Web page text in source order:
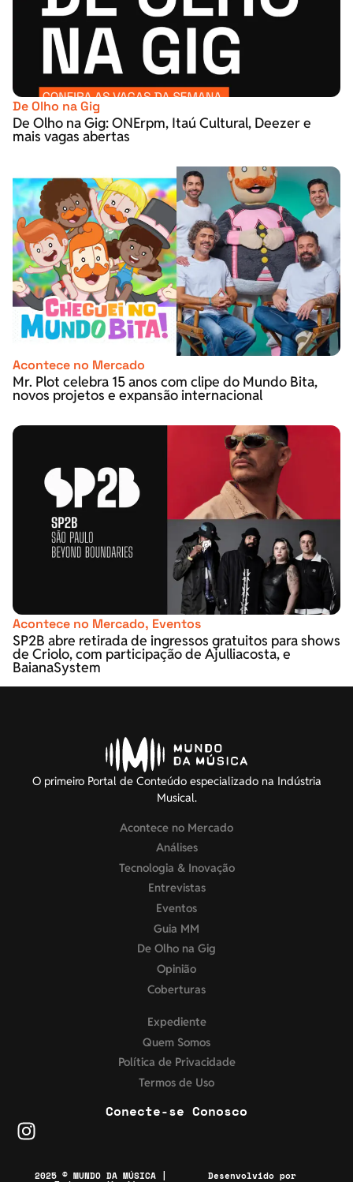
De Olho na Gig
De Olho na Gig: ONErpm, Itaú Cultural, Deezer e
mais vagas abertas
Acontece no Mercado
Mr. Plot celebra 15 anos com clipe do Mundo Bita,
novos projetos e expansão internacional
Acontece no Mercado, Eventos
SP2B abre retirada de ingressos gratuitos para shows
de Criolo, com participação de Ajulliacosta, e
BaianaSystem
O primeiro Portal de Conteúdo especializado na Indústria
Musical.
Acontece no Mercado
Análises
Tecnologia & Inovação
Entrevistas
Eventos
Guia MM
De Olho na Gig
Opinião
Coberturas
Expediente
Quem Somos
Política de Privacidade
Termos de Uso
Conecte-se Conosco
2025 © MUNDO DA MÚSICA | Desenvolvido por